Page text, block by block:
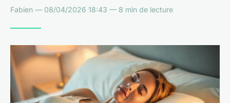
Fabien — 08/04/2026 18:43 — 8 min de lecture